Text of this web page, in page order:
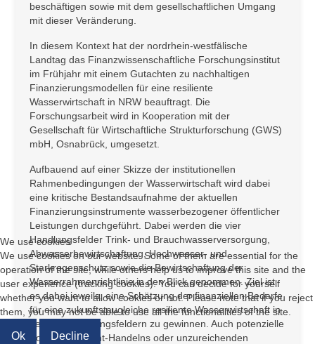
beschäftigen sowie mit dem gesellschaftlichen Umgang
mit dieser Veränderung.
In diesem Kontext hat der nordrhein-westfälische
Landtag das Finanzwissenschaftliche Forschungsinstitut
im Frühjahr mit einem Gutachten zu nachhaltigen
Finanzierungsmodellen für eine resiliente
Wasserwirtschaft in NRW beauftragt. Die
Forschungsarbeit wird in Kooperation mit der
Gesellschaft für Wirtschaftliche Strukturforschung (GWS)
mbH, Osnabrück, umgesetzt.
Aufbauend auf einer Skizze der institutionellen
Rahmenbedingungen der Wasserwirtschaft wird dabei
eine kritische Bestandsaufnahme der aktuellen
Finanzierungsinstrumente wasserbezogener öffentlicher
Leistungen durchgeführt. Dabei werden die vier
Handlungsfelder Trink- und Brauchwasserversorgung,
Abwasserbewirtschaftung, Hochwasser- und
Starkregenschutz sowie die Bewirtschaftung der
Wasserrahmenrichtlinie in den Blick genommen. Ziel ist
es dabei jeweils, eine Schätzung der finanziellen Bedarfe
für eine zukunftstaugleiche resiliente Wasserwirtschaft in
den vier Handlungsfeldern zu gewinnen. Auch potenzielle
Kosten des Nicht-Handelns oder unzureichenden
We use cookies
We use cookies on our website. Some of them are essential for the
operation of the site, while others help us to improve this site and the
user experience (tracking cookies). You can decide for yourself
whether you want to allow cookies or not. Please note that if you reject
them, you may not be able to use all the functionalities of the site.
Ok Decline